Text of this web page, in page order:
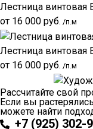
Лестница винтовая
от 16 000 руб. /п.м
Лестница винтовая
от 16 000 руб. /п.м
Рассчитайте свой
Если вы
можете найти
+7 (925) 302-